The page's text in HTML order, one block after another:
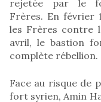
rejetée par le
Frères. En février
les Frères contre
avril, le bastion
complète rébellion.
Face au risque de
fort syrien, Amin